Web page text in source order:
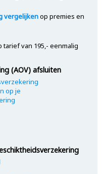
vergelijkenop premies en
van 195,- eenmalig
(AOV) afsluiten
op je